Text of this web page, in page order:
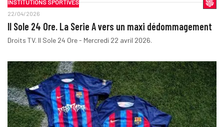
INSTITUTIONS SPORTIVES
22/04/2026
Il Sole 24 Ore. La Serie A vers un maxi dédommagement
Droits TV. Il Sole 24 Ore - Mercredi 22 avril 2026.